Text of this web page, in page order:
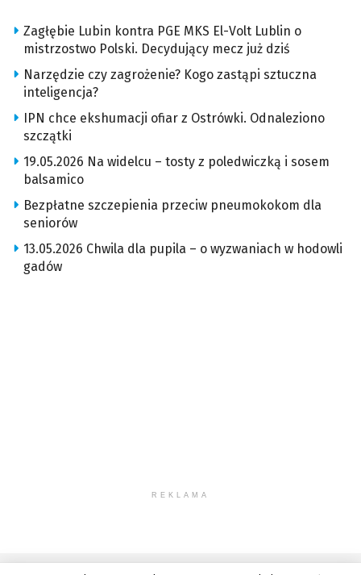
Zagłębie Lubin kontra PGE MKS El-Volt Lublin o
mistrzostwo Polski. Decydujący mecz już dziś
Narzędzie czy zagrożenie? Kogo zastąpi sztuczna
inteligencja?
IPN chce ekshumacji ofiar z Ostrówki. Odnaleziono
szczątki
19.05.2026 Na widelcu – tosty z poledwiczką i sosem
balsamico
Bezpłatne szczepienia przeciw pneumokokom dla
seniorów
13.05.2026 Chwila dla pupila – o wyzwaniach w hodowli
gadów
REKLAMA